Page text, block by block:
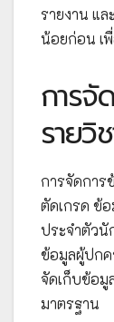
รายงาน แ
น้อยก่อน เ
การจั
รายวิ
การจัดกา
ตัดเกรด ข้
ประจำตัวนั
ข้อมูลผู้ปกค
จัดเก็บข้อมู
มาตรฐาน